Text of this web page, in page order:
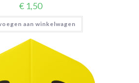
€ 1,50
aan winkelwagen